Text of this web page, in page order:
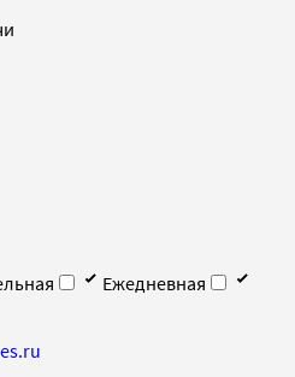
Ежедневная